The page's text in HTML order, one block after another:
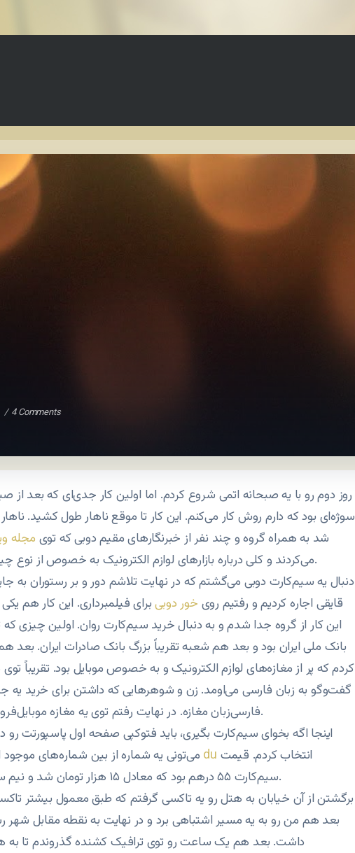
4 Comments
روز دوم رو با یه صبحانه اتمی شروع کردم. اما اولین کار جدی‌ای که بعد از
سوژه‌ای بود که دارم روش کار می‌کنم. این کار تا موقع ناهار طول کشید. ناهار
شد به همراه گروه و چند نفر از خبرنگارهای مقیم دوبی که توی مجله
می‌کردند و کلی درباره بازارهای لوازم الکترونیک به خصوص از نوع چینی و اوضاع اینترنت اینجا حرف زدیم.
دنبال یه سیم‌کارت دوبی می‌گشتم که در نهایت تلاشم دور و بر رستوران به
قایقی اجاره کردیم و رفتیم روی خور دوبیبرای فیلمبرداری. این کار هم
این کار از گروه جدا شدم و به دنبال خرید سیم‌کارت روان. اولین چیزی
بانک ملی ایران بود و بعد هم شعبه تقریباً بزرگ بانک صادرات ایران. بعد
کردم که پر از مغازه‌های لوازم الکترونیک و به خصوص موبایل بود. تقریباً
گفت‌وگو به زبان فارسی می‌اومد. زن و شوهرهایی که داشتن برای خرید یه
فارسی‌زبان مغازه. در نهایت رفتم توی یه مغازه موبایل‌فروشی و تقاضای سیم‌کارت دوبی کردم.
اینجا اگه بخوای سیم‌کارت بگیری، باید فتوکپی صفحه اول پاسپورتت
du
سیم‌کارت ۵۵ درهم بود که معادل ۱۵ هزار تومان شد و نیم ساعت هم طول کشید که فعال شد.
برگشتن از آن خیابان به هتل رو یه تاکسی گرفتم که طبق معمول بیشتر
بعد هم من رو به یه مسیر اشتباهی برد و در نهایت به نقطه مقابل شهر
داشت. بعد هم یک ساعت رو توی ترافیک کشنده گذروندم تا به